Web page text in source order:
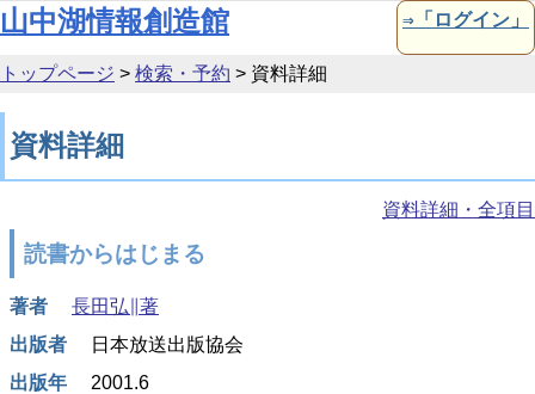
本文へ移動
山中湖情報創造館 ⇒「ログイン」
トップページ > 検索・予約 > 資料詳細
資料詳細
資料詳細・全項目
読書からはじまる
著者
長田弘∥著
出版者
日本放送出版協会
出版年
2001.6